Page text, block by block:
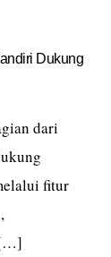
Dukung
dari
fitur
[…]